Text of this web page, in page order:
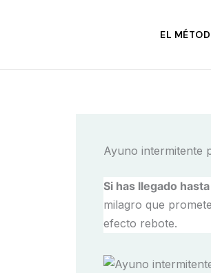
EL
Ayuno intermitente
Si has llegado
milagro que
efecto rebote.